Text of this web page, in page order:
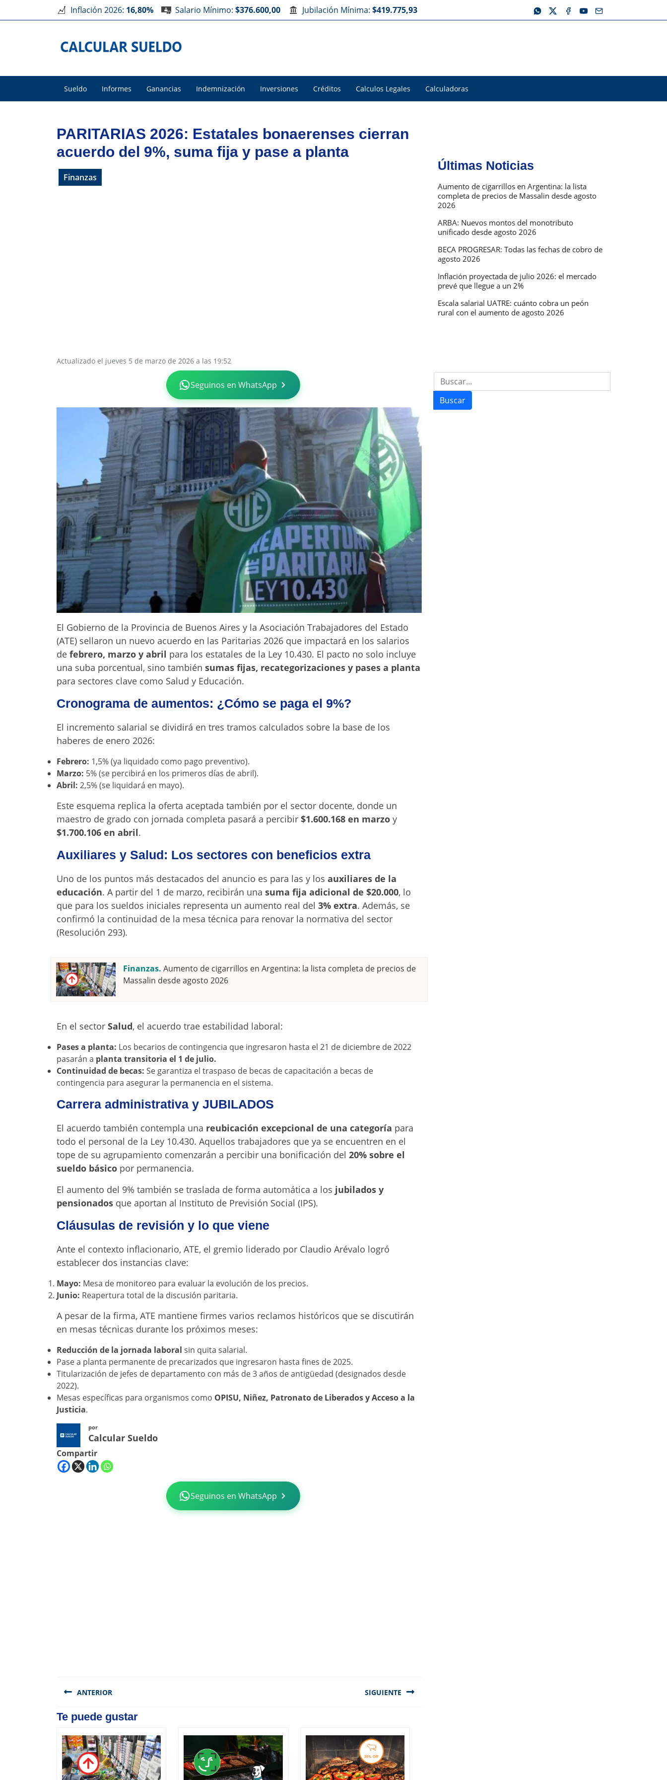
Inflación 2026: 16,80% Salario Mínimo: $376.600,00 Jubilación Mínima: $419.775,93
Sueldo Informes Ganancias Indemnización Inversiones Créditos Calculos Legales Calculadoras
PARITARIAS 2026: Estatales bonaerenses cierran
acuerdo del 9%, suma fija y pase a planta
Finanzas
Actualizado el jueves 5 de marzo de 2026 a las 19:52
Seguinos en WhatsApp
El Gobierno de la Provincia de Buenos Aires y la Asociación Trabajadores del Estado
(ATE) sellaron un nuevo acuerdo en las Paritarias 2026 que impactará en los salarios
de febrero, marzo y abril para los estatales de la Ley 10.430. El pacto no solo incluye
una suba porcentual, sino también sumas fijas, recategorizaciones y pases a planta
para sectores clave como Salud y Educación.
Cronograma de aumentos: ¿Cómo se paga el 9%?
El incremento salarial se dividirá en tres tramos calculados sobre la base de los
haberes de enero 2026:
Febrero: 1,5% (ya liquidado como pago preventivo).
Marzo: 5% (se percibirá en los primeros días de abril).
Abril: 2,5% (se liquidará en mayo).
Este esquema replica la oferta aceptada también por el sector docente, donde un
maestro de grado con jornada completa pasará a percibir $1.600.168 en marzo y
$1.700.106 en abril.
Auxiliares y Salud: Los sectores con beneficios extra
Uno de los puntos más destacados del anuncio es para las y los auxiliares de la
educación. A partir del 1 de marzo, recibirán una suma fija adicional de $20.000, lo
que para los sueldos iniciales representa un aumento real del 3% extra. Además, se
confirmó la continuidad de la mesa técnica para renovar la normativa del sector
(Resolución 293).
Finanzas. Aumento de cigarrillos en Argentina: la lista completa de precios de
Massalin desde agosto 2026
En el sector Salud, el acuerdo trae estabilidad laboral:
Pases a planta: Los becarios de contingencia que ingresaron hasta el 21 de diciembre de 2022
pasarán a planta transitoria el 1 de julio.
Continuidad de becas: Se garantiza el traspaso de becas de capacitación a becas de
contingencia para asegurar la permanencia en el sistema.
Carrera administrativa y JUBILADOS
El acuerdo también contempla una reubicación excepcional de una categoría para
todo el personal de la Ley 10.430. Aquellos trabajadores que ya se encuentren en el
tope de su agrupamiento comenzarán a percibir una bonificación del 20% sobre el
sueldo básico por permanencia.
El aumento del 9% también se traslada de forma automática a los jubilados y
pensionados que aportan al Instituto de Previsión Social (IPS).
Cláusulas de revisión y lo que viene
Ante el contexto inflacionario, ATE, el gremio liderado por Claudio Arévalo logró
establecer dos instancias clave:
Mayo: Mesa de monitoreo para evaluar la evolución de los precios.
Junio: Reapertura total de la discusión paritaria.
A pesar de la firma, ATE mantiene firmes varios reclamos históricos que se discutirán
en mesas técnicas durante los próximos meses:
Reducción de la jornada laboral sin quita salarial.
Pase a planta permanente de precarizados que ingresaron hasta fines de 2025.
Titularización de jefes de departamento con más de 3 años de antigüedad (designados desde
2022).
Mesas específicas para organismos como OPISU, Niñez, Patronato de Liberados y Acceso a la
Justicia.
por
Calcular Sueldo
Compartir
Seguinos en WhatsApp
de
ANTERIOR
Previous
SIGUIENTE
Te puede gustar
Últimas Noticias
Aumento de cigarrillos en Argentina: la lista
completa de precios de Massalin desde agosto
2026
ARBA: Nuevos montos del monotributo
unificado desde agosto 2026
BECA PROGRESAR: Todas las fechas de cobro de
agosto 2026
Inflación proyectada de julio 2026: el mercado
prevé que llegue a un 2%
Escala salarial UATRE: cuánto cobra un peón
rural con el aumento de agosto 2026
Buscar